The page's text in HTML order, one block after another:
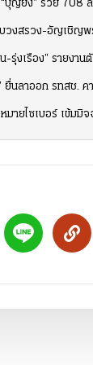
บุญยิ่ง” รวย 708
งสรวง-อัญเชิญพร
รุ่งเรือง” รายงาน
ยื่นลาออก รทสช.
มายไซเบอร์ เข้ม